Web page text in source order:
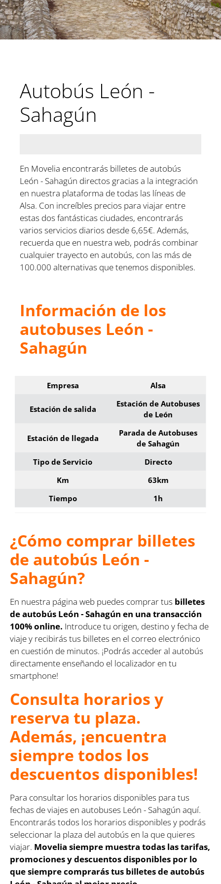
Autobús León -
Sahagún
En Movelia encontrarás billetes de autobús
León - Sahagún directos gracias a la integración
en nuestra plataforma de todas las líneas de
Alsa. Con increíbles precios para viajar entre
estas dos fantásticas ciudades, encontrarás
varios servicios diarios desde 6,65€. Además,
recuerda que en nuestra web, podrás combinar
cualquier trayecto en autobús, con las más de
100.000 alternativas que tenemos disponibles.
Información de los
autobuses León -
Sahagún
Empresa Alsa
Estación de salida
Estación de Autobuses
de León
Estación de llegada
Parada de Autobuses
de Sahagún
Tipo de Servicio
Directo
Km
63km
Tiempo
1h
¿Cómo comprar billetes
de autobús León -
Sahagún?
En nuestra página web puedes comprar tus billetes
de autobús León - Sahagún en una transacción
100% online. Introduce tu origen, destino y fecha de
viaje y recibirás tus billetes en el correo electrónico
en cuestión de minutos. ¡Podrás acceder al autobús
directamente enseñando el localizador en tu
smartphone!
Consulta horarios y
reserva tu plaza.
Además, ¡encuentra
siempre todos los
descuentos disponibles!
Para consultar los horarios disponibles para tus
fechas de viajes en autobuses León - Sahagún aquí.
Encontrarás todos los horarios disponibles y podrás
seleccionar la plaza del autobús en la que quieres
viajar. Movelia siempre muestra todas las tarifas,
promociones y descuentos disponibles por lo
que siempre comprarás tus billetes de autobús